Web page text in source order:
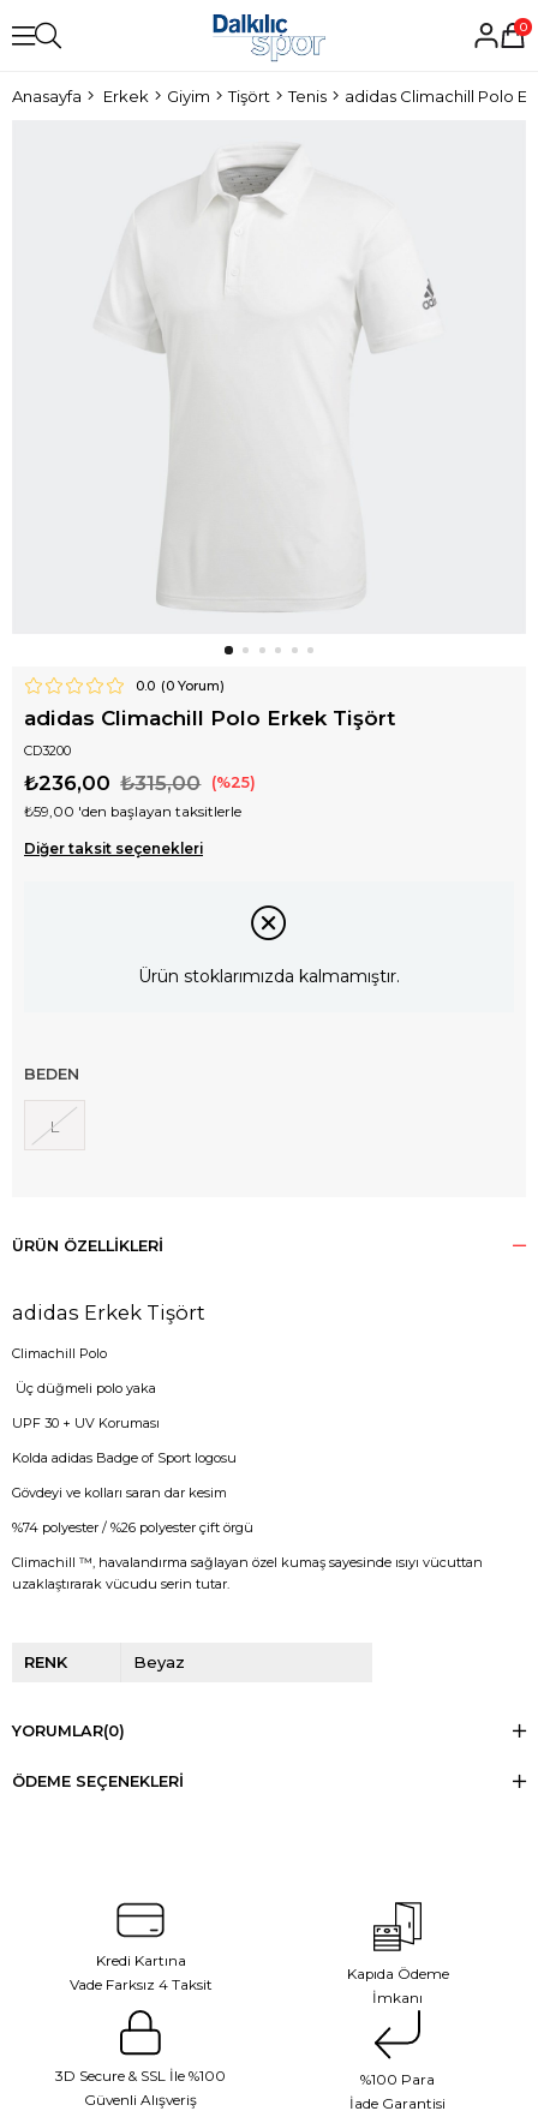
0
Anasayfa Erkek Giyim Tişört Tenis adidas Climachill Polo
0.0 (0Yorum)
adidas Climachill Polo Erkek Tişört
CD3200
₺315,00
₺236,00 25
₺59,00 'den başlayan taksitlerle
Diğer taksit seçenekleri
Ürün stoklarımızda kalmamıştır.
BEDEN
L
ÜRÜN ÖZELLIKLERI
adidas Erkek Tişört
Climachill Polo
Üç düğmeli polo yaka
UPF 30 + UV Koruması
Kolda adidas Badge of Sport logosu
Gövdeyi ve kolları saran dar kesim
%74 polyester / %26 polyester çift örgü
Climachill ™, havalandırma sağlayan özel kumaş sayesinde ısıyı vücuttan
uzaklaştırarak vücudu serin tutar.
RENK Beyaz
YORUMLAR(0)
ÖDEME SEÇENEKLERI
Kredi Kartına
Vade Farksız 4 Taksit
Kapıda Ödeme
İmkanı
3D Secure & SSL İle %100
Güvenli Alışveriş
%100 Para
İade Garantisi